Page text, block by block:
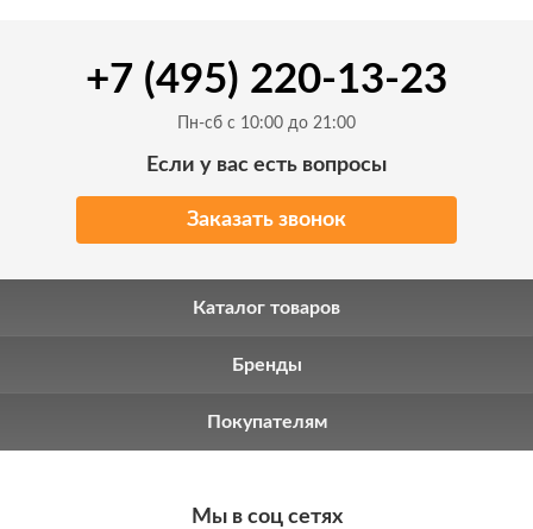
+7 (495) 220-13-23
Пн-сб с 10:00 до 21:00
Если у вас есть вопросы
Заказать звонок
Каталог товаров
Бренды
Покупателям
Мы в соц сетях